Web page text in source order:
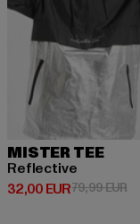
MISTER TEE
Reflective
32,00 EUR
Derzeitiger Preis:
79,99 EUR